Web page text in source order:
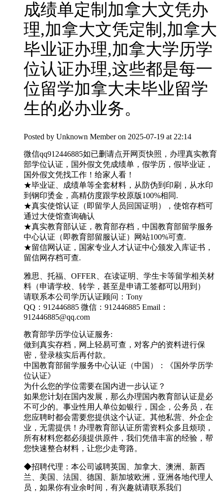
成绩单定制加拿大文凭办
理,加拿大文凭定制,加拿大
毕业证办理,加拿大学历学
位认证办理,这些都是每一
位留学加拿大未毕业留学
生的必办业务。
Posted by Unknown Member on 2025-07-19 at 22:14
微信qq912446885如已删请点开网页快照，办理真实教育
部学位认证，国外假文凭成绩单，假学历，假毕业证，
国外假文凭找工作！给家人看！
★毕业证、成绩单等全套材料，从防伪到印刷，从水印
到钢印烫金，高精仿度跟学校原版100%相同.
★真实使馆认证（即留学人员回国证明），使馆存档可
通过大使馆查询确认
★真实教育部认证，教育部存档，中国教育部留学服务
中心认证（即教育部留服认证）网站100%可查.
★留信网认证，国家专业人才认证中心颁发入库证书，
留信网存档可查.
雅思、托福、OFFER、在读证明、学生卡等留学相关材
料（申请学校、转学，甚至是申请工签都可以用到）
请联系本公司学历认证顾问：Tony
QQ：912446885 微信：912446885 Email：
912446885@qq.com
教育部学历学位认证服务:
做到真实存档，网上轻易可查，对客户的资料进行保
密，登录核实后再付款。
中国教育部留学服务中心认证（中国）：《国外学历学
位认证》
为什么您的学位需要在国内进一步认证？
如果您计划在国内发展，那么办理国内教育部认证是必
不可少的。事业性用人单位如银行，国企，公务员，在
您应聘时都会需要您提供这个认证。其他私营、外企企
业，无需提供！办理教育部认证所需资料众多且烦琐，
所有材料您都必须提供原件，我们凭借丰富的经验，帮
您快速整合材料，让您少走弯路。
◆招聘代理：本公司诚聘英国、加拿大、澳洲、新西
兰、美国、法国、德国、新加坡欧洲，亚洲各地代理人
员，如果你有业余时间，有兴趣就请联系我们